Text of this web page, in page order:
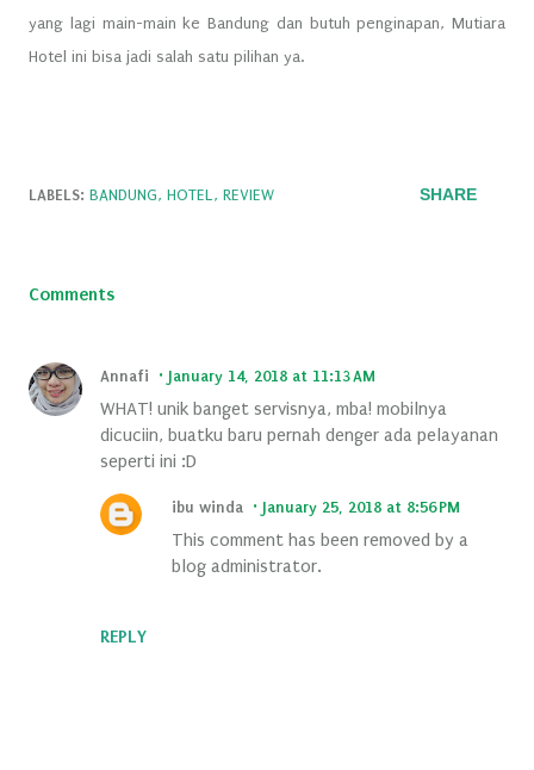
yang lagi main-main ke Bandung dan butuh penginapan, Mutiara
Hotel ini bisa jadi salah satu pilihan ya.
LABELS: BANDUNG HOTEL REVIEW SHARE
Comments
Annafi January 14, 2018 at 11:13 AM
WHAT! unik banget servisnya, mba! mobilnya
dicuciin, buatku baru pernah denger ada pelayanan
seperti ini :D
REPLY
ibu winda January 25, 2018 at 8:56 PM
This comment has been removed by a
blog administrator.